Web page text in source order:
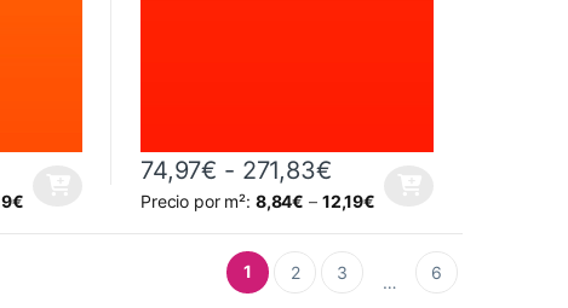
271,83€
la página de producto
de precios: desde 74,97€ hasta 271,83€
€variantes. Las opciones se pueden elegir en la página de producto
74,97€ - 271,83€Rango de precios:
Precio por m²: 8,84€ – 12,19€
Este producto tiene múltiples variantes. Las opciones
1 2 3 … 6